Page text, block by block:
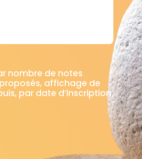
nombre de notes
affichage de
par date d’inscription.